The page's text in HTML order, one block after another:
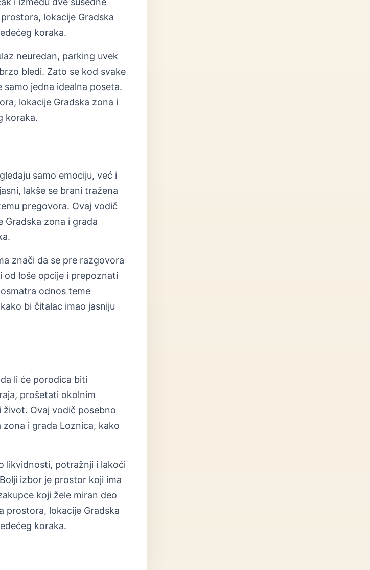
lokacije Gradska
koraka.
neuredan, parking uvek
bledi. Zato se kod svake
jedna idealna poseta.
lokacije Gradska zona i
koraka.
samo emociju, već i
lakše se brani tražena
pregovora. Ovaj vodič
zona i grada
znači da se pre razgovora
od loše opcije i prepoznati
odnos teme
bi čitalac imao jasniju
li će porodica biti
prošetati okolnim
Ovaj vodič posebno
i grada Loznica, kako
likvidnosti, potražnji i lakoći
izbor je prostor koji ima
koji žele miran deo
prostora, lokacije Gradska
koraka.